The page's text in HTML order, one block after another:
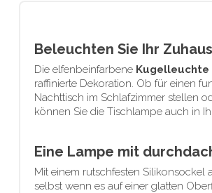
Beleuchten Sie Ihr
Die elfenbeinfarbene Kugelleuchte
raffinierte Dekoration. Ob für einen
Nachttisch im Schlafzimmer stellen
können Sie die Tischlampe auch in
Eine Lampe mit
Mit einem rutschfesten Silikonsockel
selbst wenn es auf einer glatten